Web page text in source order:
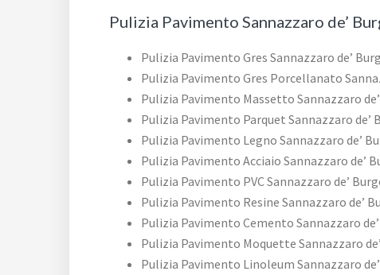
Pulizia Pavimento Sannazzaro de’
Pulizia Pavimento Gres Sannazzaro de’
Pulizia Pavimento Gres Porcellanato
Pulizia Pavimento Massetto Sannazzaro
Pulizia Pavimento Parquet Sannazzaro de’
Pulizia Pavimento Legno Sannazzaro de’
Pulizia Pavimento Acciaio Sannazzaro de’
Pulizia Pavimento PVC Sannazzaro de’
Pulizia Pavimento Resine Sannazzaro de’
Pulizia Pavimento Cemento Sannazzaro
Pulizia Pavimento Moquette Sannazzaro
Pulizia Pavimento Linoleum Sannazzaro